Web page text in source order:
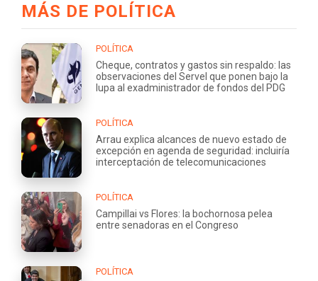
MÁS DE POLÍTICA
POLÍTICA
Cheque, contratos y gastos sin respaldo: las
observaciones del Servel que ponen bajo la
lupa al exadministrador de fondos del PDG
POLÍTICA
Arrau explica alcances de nuevo estado de
excepción en agenda de seguridad: incluiría
interceptación de telecomunicaciones
POLÍTICA
Campillai vs Flores: la bochornosa pelea
entre senadoras en el Congreso
POLÍTICA